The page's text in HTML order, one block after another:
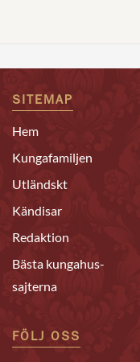
SITEMAP
Hem
Kungafamiljen
Utländskt
Kändisar
Redaktion
Bästa kungahus-
sajterna
FÖLJ OSS